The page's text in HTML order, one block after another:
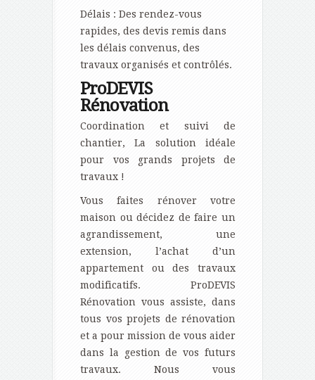
Délais : Des rendez-vous
rapides, des devis remis dans
les délais convenus, des
travaux organisés et contrôlés.
ProDEVIS
Rénovation
Coordination et suivi de
chantier, La solution idéale
pour vos grands projets de
travaux !
Vous faites rénover votre
maison ou décidez de faire un
agrandissement, une
extension, l’achat d’un
appartement ou des travaux
modificatifs. ProDEVIS
Rénovation vous assiste, dans
tous vos projets de rénovation
et a pour mission de vous aider
dans la gestion de vos futurs
travaux. Nous vous